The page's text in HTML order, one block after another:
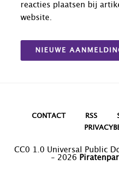
reacties plaatsen bij
website.
NIEUWE
CONTACT RSS
CC0 1.0 Universal Public
– 2026